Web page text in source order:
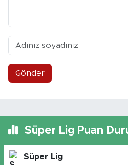
Gönder
Süper Lig Puan
Süper Lig